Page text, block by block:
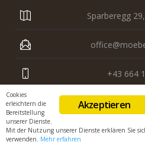
Sparberegg
+43 664
+43
Akzeptieren
Cookies
erleichtern die
Bereitstellung
unserer Dienste.
Mit der Nutzung unserer Dienste erklären Sie
verwenden. Mehr erfahren